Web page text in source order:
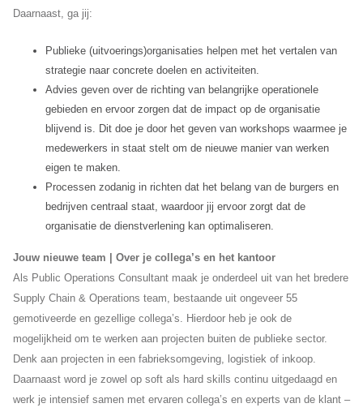
Daarnaast, ga jij:
Publieke (uitvoerings)organisaties helpen met het vertalen van
strategie naar concrete doelen en activiteiten.
Advies geven over de richting van belangrijke operationele
gebieden en ervoor zorgen dat de impact op de organisatie
blijvend is. Dit doe je door het geven van workshops waarmee je
medewerkers in staat stelt om de nieuwe manier van werken
eigen te maken.
Processen zodanig in richten dat het belang van de burgers en
bedrijven centraal staat, waardoor jij ervoor zorgt dat de
organisatie de dienstverlening kan optimaliseren.
Jouw nieuwe team | Over je collega’s en het kantoor
Als Public Operations Consultant maak je onderdeel uit van het bredere
Supply Chain & Operations team, bestaande uit ongeveer 55
gemotiveerde en gezellige collega’s. Hierdoor heb je ook de
mogelijkheid om te werken aan projecten buiten de publieke sector.
Denk aan projecten in een fabrieksomgeving, logistiek of inkoop.
Daarnaast word je zowel op soft als hard skills continu uitgedaagd en
werk je intensief samen met ervaren collega’s en experts van de klant –